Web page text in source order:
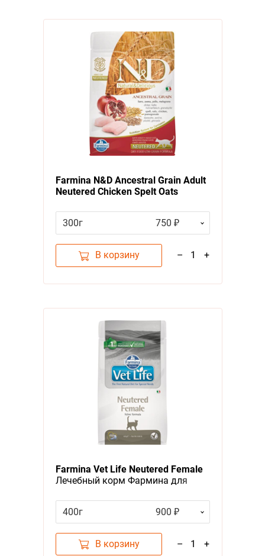
Farmina N&D Ancestral Grain Adult
Neutered Chicken Spelt Oats
Низкозерновой корм Фармина
для взрослых Стерилизованных
кошек и Кастрированных котов
Курица с Гранатом
300г 750 ₽
В корзину – 1 +
Farmina Vet Life Neutered Female
Лечебный корм Фармина для
400г
900 ₽
В корзину – 1 +